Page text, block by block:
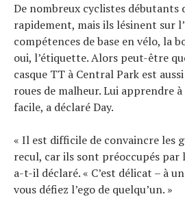
De nombreux cyclistes
rapidement, mais ils lésinent sur
compétences de base en vélo, la
oui, l’étiquette. Alors peut-être
casque TT à Central Park est
roues de malheur. Lui apprendre
facile, a déclaré Day.
« Il est difficile de convaincre les
recul, car ils sont préoccupés par
a-t-il déclaré. « C’est délicat – à
vous défiez l’ego de quelqu’un. »